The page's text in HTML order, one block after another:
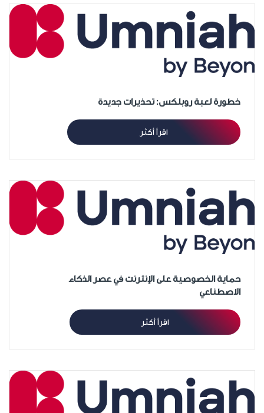
خطورة لعبة روبلكس: تحذيرات جديدة
اقرأ أكثر
حماية الخصوصية على الإنترنت في عصر الذكاء
الاصطناعي
اقرأ أكثر